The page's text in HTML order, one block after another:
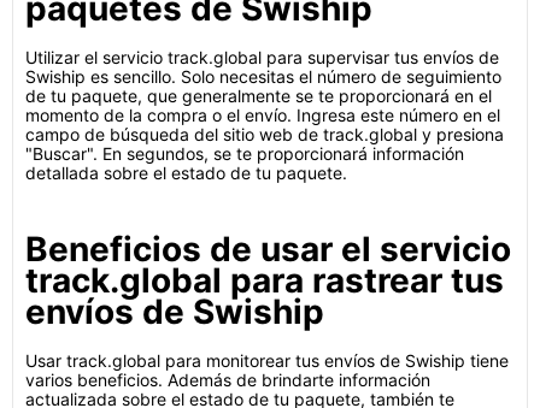
paquetes de Swiship
Utilizar el servicio track.global para supervisar tus envíos de
Swiship es sencillo. Solo necesitas el número de seguimiento
de tu paquete, que generalmente se te proporcionará en el
momento de la compra o el envío. Ingresa este número en el
campo de búsqueda del sitio web de track.global y presiona
"Buscar". En segundos, se te proporcionará información
detallada sobre el estado de tu paquete.
Beneficios de usar el servicio
track.global para rastrear tus
envíos de Swiship
Usar track.global para monitorear tus envíos de Swiship tiene
varios beneficios. Además de brindarte información
actualizada sobre el estado de tu paquete, también te